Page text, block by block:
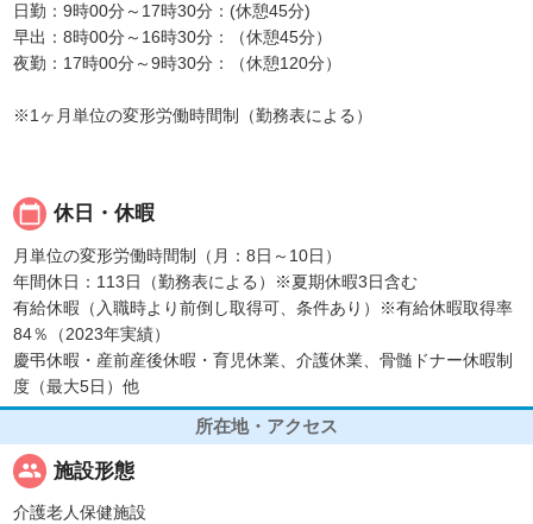
日勤：9時00分～17時30分：(休憩45分)
早出：8時00分～16時30分：（休憩45分）
夜勤：17時00分～9時30分：（休憩120分）
※1ヶ月単位の変形労働時間制（勤務表による）
calendar_today 休日・休暇
月単位の変形労働時間制（月：8日～10日）
年間休日：113日（勤務表による）※夏期休暇3日含む
有給休暇（入職時より前倒し取得可、条件あり）※有給休暇取得率
84％（2023年実績）
慶弔休暇・産前産後休暇・育児休業、介護休業、骨髄ドナー休暇制
度（最大5日）他
所在地・アクセス
people 施設形態
介護老人保健施設